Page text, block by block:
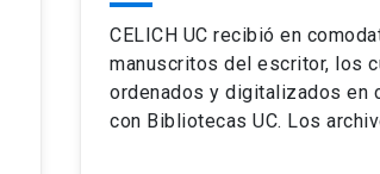
CELICH UC recibió en
manuscritos del escritor, los
ordenados y digitalizados en
con Bibliotecas UC. Los